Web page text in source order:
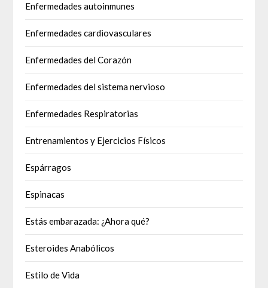
Enfermedades autoinmunes
Enfermedades cardiovasculares
Enfermedades del Corazón
Enfermedades del sistema nervioso
Enfermedades Respiratorias
Entrenamientos y Ejercicios Físicos
Espárragos
Espinacas
Estás embarazada: ¿Ahora qué?
Esteroides Anabólicos
Estilo de Vida